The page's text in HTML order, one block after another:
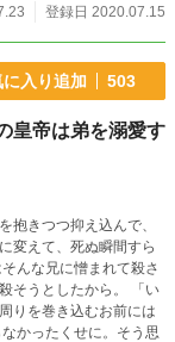
登録日 2020.07.15
に入り追加 503
皇帝は弟を溺愛す
抱きつつ抑え込んで、
変えて、死ぬ瞬間すら
としたから。 「い
りを巻き込むお前には